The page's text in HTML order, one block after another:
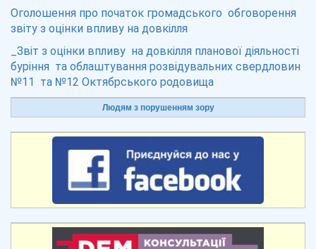
Оголошення про початок громадського обговорення
звіту з оцінки впливу на довкілля
_Звіт з оцінки впливу на довкілля планової діяльності
буріння та облаштування розвідувальних свердловин
№11 та №12 Октябрського родовища
Людям з порушенням зору